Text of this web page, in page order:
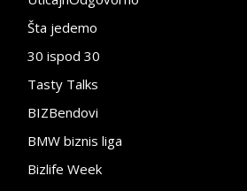
Šta jedemo
30 ispod 30
Tasty Talks
BIZBendovi
BMW biznis liga
Bizlife Week